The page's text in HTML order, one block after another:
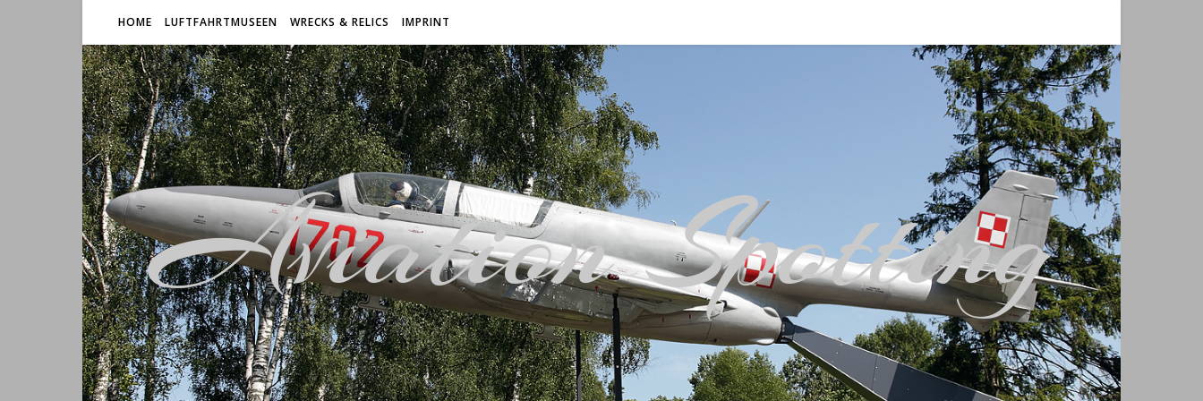
HOME LUFTFAHRTMUSEEN WRECKS & RELICS IMPRINT
Aviation Spotting